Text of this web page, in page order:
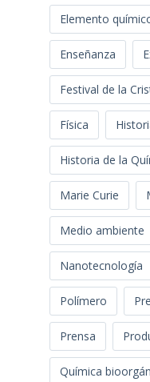
Elemento
Enseñanza
Festival de la
Física
Historia de la
Marie Curie
Medio ambiente
Nanotecnología
Polímero
Prensa
Química